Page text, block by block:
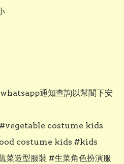
通知查詢以幫閣下安
costume kids
costume kids #kids
造型服裝 #生菜角色扮演服